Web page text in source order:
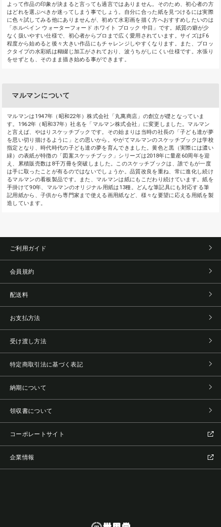
よって作品の印象が決まると言っても過言ではありません。そのため、初心者の方
はどれを選ぶべきか迷ってしまう事でしょう。自分に合った紙を見つけるには実際
に色々試してみる他にありませんが、初めて水彩画を描く方へおすすめしたいのは
「ホルベイン ウォーターフォード ホワイト ブロック 中目」です。紙質の癖が少
なく扱いやすい仕様で、初心者からプロまで広く愛用されています。サイズはF6
程度から始めると後々大きい作品にもチャレンジしやすくなります。また、ブロッ
クタイプの水彩紙は糊綴じ加工がされており、波うちがしにくい仕様です。水張り
をせずとも、そのまま描き始める事ができます。
マルマンについて
マルマンは1947年（昭和22年）株式会社「丸萬商店」の創立が礎となっていま
す。1962年（昭和37年）社名を「マルマン株式会社」に変更しました。マルマン
と言えば、やはりスケッチブックです。その始まりは当時の社長の「子ども達が夢
を思い切り描けるように」との思いから。やがてマルマンのスケッチブックは学校
指定となり、時代時代の子ども達の夢を育んできました。黄色と黒（実際には濃い
緑）の表紙が特徴の「図案スケッチブック」シリーズは2018年に量産60周年を迎
え、累積販売数は8千万冊を突破しました。このスケッチブックは、誰でもが一度
は手に取ったことが有るのではないでしょうか。品質改良を重ね、常に進化し続け
るマルマンの看板製品です。また、マルマンは紙にもこだわり続けています。紙を
手掛けて90年、マルマンのオリジナル用紙は13種。どんな筆記具にも対応する筆
記用紙から、子供から専門家まで使える画用紙など、様々な要望に応える用紙を製
造しています。
ご利用ガイド
会員規約
配送料
お支払方法
受け渡し方法
特定商取引法に基づく表記
納期について
領収書について
コーポレートサイト
企業情報